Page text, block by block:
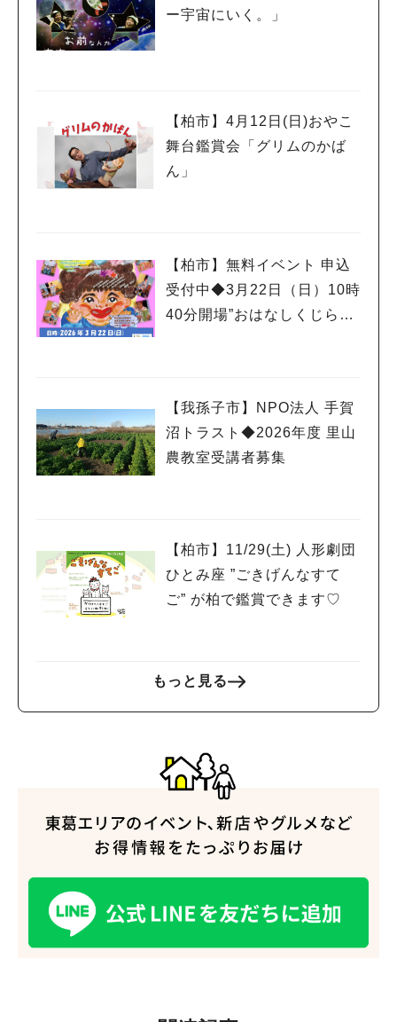
ー宇宙にいく。」
【柏市】4月12日(日)おやこ
舞台鑑賞会「グリムのかば
ん」
【柏市】無料イベント 申込
受付中◆3月22日（日）10時
40分開場”おはなしくじらの
【我孫子市】NPO法人 手賀
沼トラスト◆2026年度 里山
農教室受講者募集
【柏市】11/29(土) 人形劇団
ひとみ座 ”ごきげんなすて
ご” が柏で鑑賞できます♡
もっと見る